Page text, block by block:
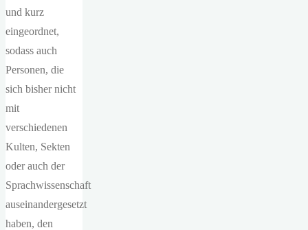
und kurz
eingeordnet,
sodass auch
Personen, die
sich bisher nicht
mit
verschiedenen
Kulten, Sekten
oder auch der
Sprachwissenschaft
auseinandergesetzt
haben, den